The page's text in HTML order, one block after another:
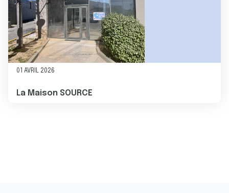
01 AVRIL 2026
La Maison SOURCE